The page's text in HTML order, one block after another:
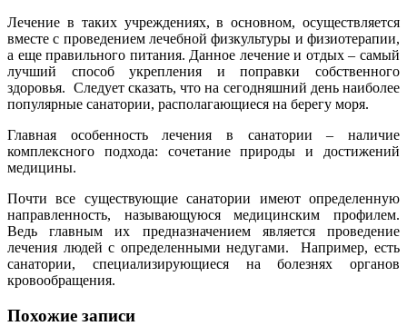
Лечение в таких учреждениях, в основном, осуществляется
вместе с проведением лечебной физкультуры и физиотерапии,
а еще правильного питания. Данное лечение и отдых – самый
лучший способ укрепления и поправки собственного
здоровья. Следует сказать, что на сегодняшний день наиболее
популярные санатории, располагающиеся на берегу моря.
Главная особенность лечения в санатории – наличие
комплексного подхода: сочетание природы и достижений
медицины.
Почти все существующие санатории имеют определенную
направленность, называющуюся медицинским профилем.
Ведь главным их предназначением является проведение
лечения людей с определенными недугами. Например, есть
санатории, специализирующиеся на болезнях органов
кровообращения.
Похожие записи